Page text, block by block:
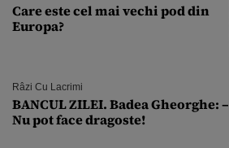
Care este cel mai vechi pod din
Europa?
Râzi Cu Lacrimi
BANCUL ZILEI. Badea Gheorghe: –
Nu pot face dragoste!